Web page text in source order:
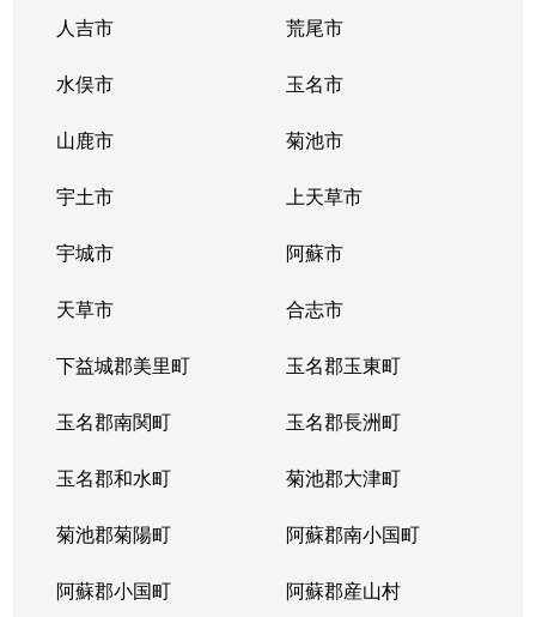
人吉市 荒尾市
水俣市 玉名市
山鹿市 菊池市
宇土市 上天草市
宇城市 阿蘇市
天草市 合志市
下益城郡美里町 玉名郡玉東町
玉名郡南関町 玉名郡長洲町
玉名郡和水町 菊池郡大津町
菊池郡菊陽町 阿蘇郡南小国町
阿蘇郡小国町 阿蘇郡産山村